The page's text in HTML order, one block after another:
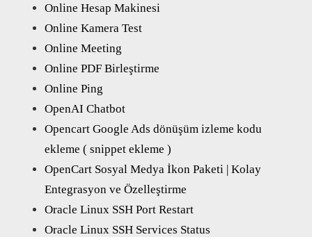
Online Hesap Makinesi
Online Kamera Test
Online Meeting
Online PDF Birleştirme
Online Ping
OpenAI Chatbot
Opencart Google Ads dönüşüm izleme kodu
ekleme ( snippet ekleme )
OpenCart Sosyal Medya İkon Paketi | Kolay
Entegrasyon ve Özelleştirme
Oracle Linux SSH Port Restart
Oracle Linux SSH Services Status